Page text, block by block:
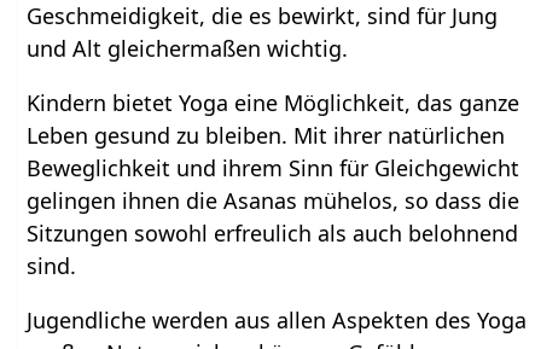
Geschmeidigkeit, die es bewirkt, sind für Jung
und Alt gleichermaßen wichtig.
Kindern bietet Yoga eine Möglichkeit, das ganze
Leben gesund zu bleiben. Mit ihrer natürlichen
Beweglichkeit und ihrem Sinn für Gleichgewicht
gelingen ihnen die Asanas mühelos, so dass die
Sitzungen sowohl erfreulich als auch belohnend
sind.
Jugendliche werden aus allen Aspekten des Yoga